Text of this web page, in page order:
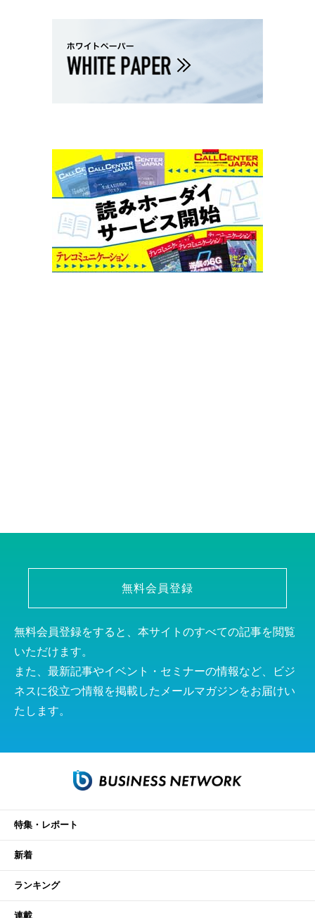
無料会員登録
無料会員登録をすると、本サイトのすべての記事を閲覧
いただけます。
また、最新記事やイベント・セミナーの情報など、ビジ
ネスに役立つ情報を掲載したメールマガジンをお届けい
たします。
特集・レポート
新着
ランキング
連載